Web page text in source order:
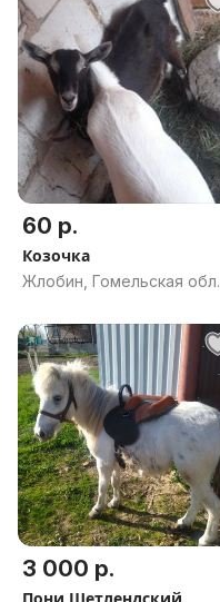
60 р.
Козочка
Жлобин, Гомельская обл.
3 000 р.